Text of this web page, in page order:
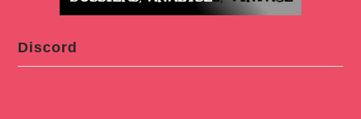
Discord